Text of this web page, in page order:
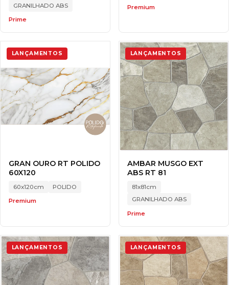
GRANILHADO ABS
Prime
Premium
LANÇAMENTOS
GRAN OURO RT POLIDO
60X120
60x120cm
POLIDO
Premium
LANÇAMENTOS
AMBAR MUSGO EXT
ABS RT 81
81x81cm
GRANILHADO ABS
Prime
LANÇAMENTOS LANÇAMENTOS